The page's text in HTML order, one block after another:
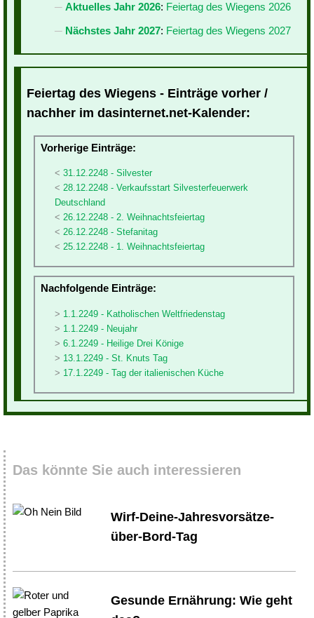
Aktuelles Jahr 2026: Feiertag des Wiegens 2026
Nächstes Jahr 2027: Feiertag des Wiegens 2027
Feiertag des Wiegens - Einträge vorher /
nachher im dasinternet.net-Kalender:
Vorherige Einträge:
31.12.2248 - Silvester
28.12.2248 - Verkaufsstart Silvesterfeuerwerk
Deutschland
26.12.2248 - 2. Weihnachtsfeiertag
26.12.2248 - Stefanitag
25.12.2248 - 1. Weihnachtsfeiertag
Nachfolgende Einträge:
1.1.2249 - Katholischen Weltfriedenstag
1.1.2249 - Neujahr
6.1.2249 - Heilige Drei Könige
13.1.2249 - St. Knuts Tag
17.1.2249 - Tag der italienischen Küche
Das könnte Sie auch interessieren
Wirf-Deine-Jahresvorsätze-
über-Bord-Tag
Gesunde Ernährung: Wie geht